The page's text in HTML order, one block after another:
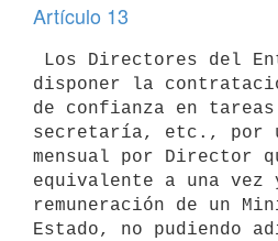
Artículo 13
disponer la
de confianza en
secretaría, etc., por
mensual por Director
equivalente a una vez
remuneración de un
Estado, no pudiendo